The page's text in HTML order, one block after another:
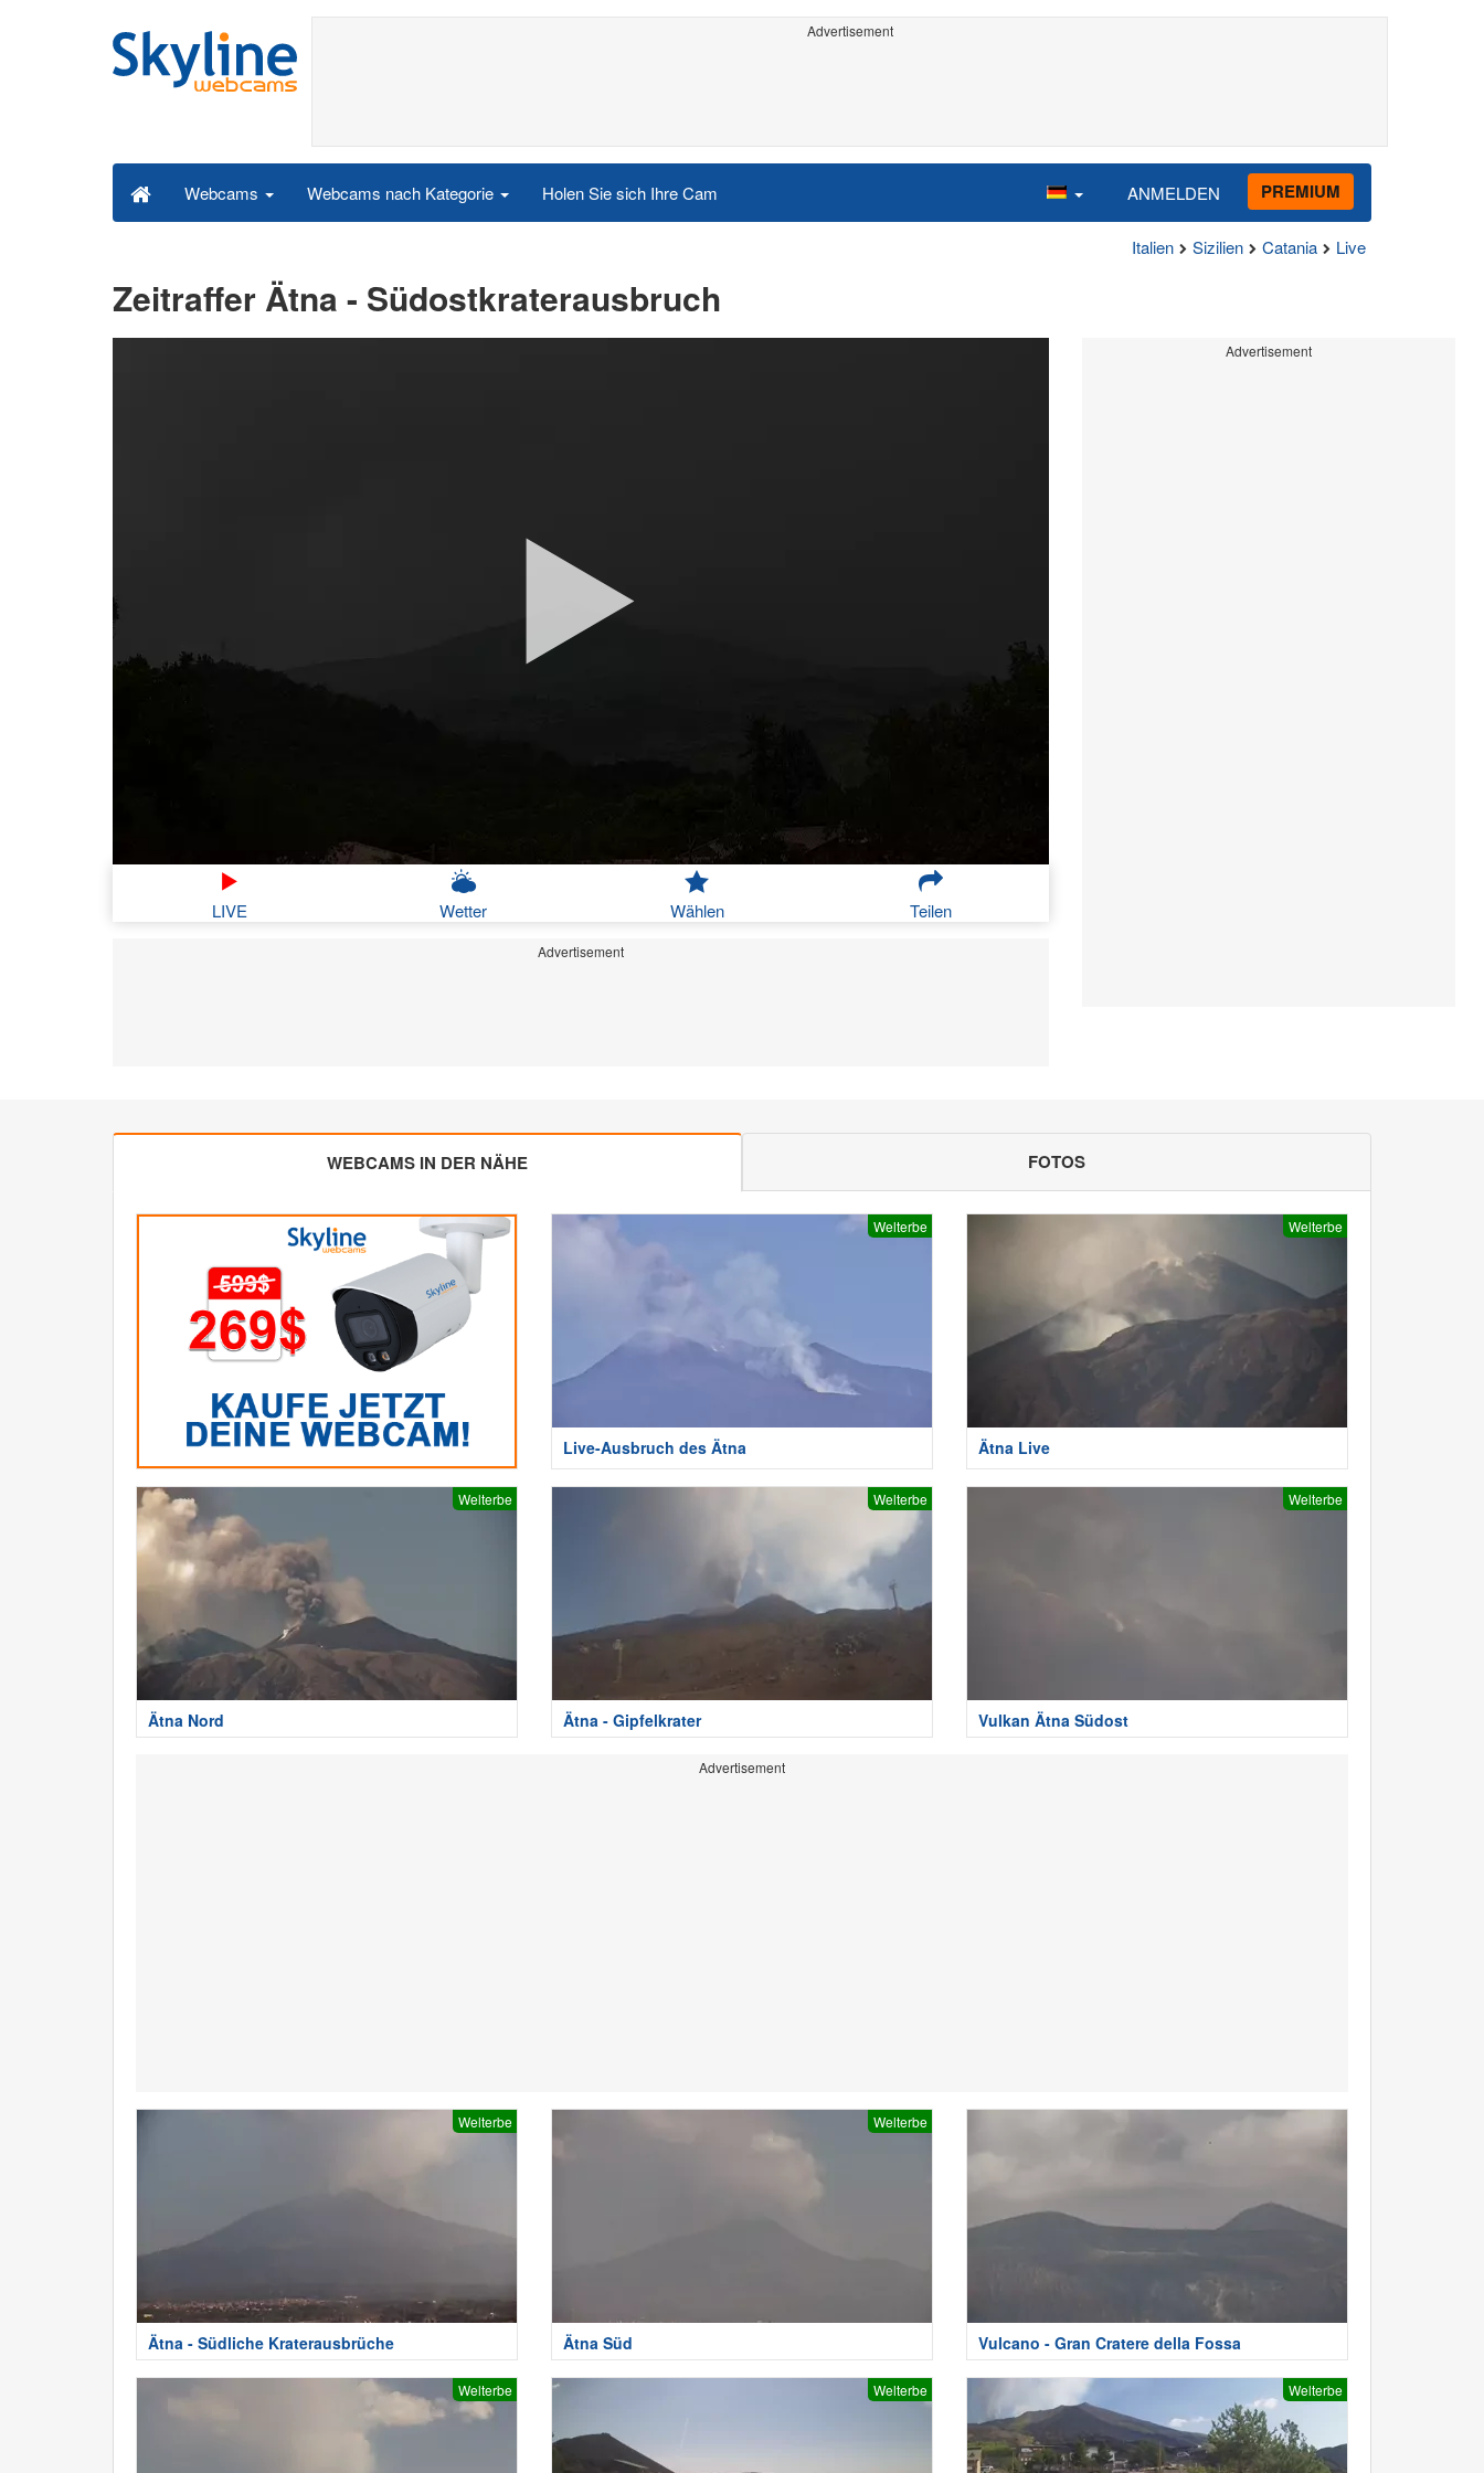
Advertisement
Webcams Webcams nach Kategorie Holen Sie sich Ihre Cam ANMELDEN PREMIUM
Italien Sizilien Catania Live
Zeitraffer Ätna - Südostkraterausbruch
LIVE Wetter Wählen Teilen
Advertisement
Advertisement
WEBCAMS IN DER NÄHE FOTOS
Welterbe
Live-Ausbruch des Ätna
Welterbe
Ätna Live
Welterbe
Ätna Nord
Welterbe
Ätna - Gipfelkrater
Welterbe
Vulkan Ätna Südost
Advertisement
Welterbe
Ätna - Südliche Kraterausbrüche
Welterbe
Ätna Süd Vulcano - Gran Cratere della Fossa
Welterbe Welterbe Welterbe